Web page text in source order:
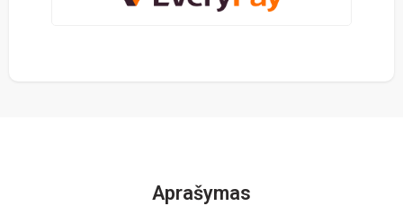
Aprašymas